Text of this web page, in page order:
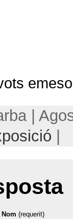
|
Nom (requerit)